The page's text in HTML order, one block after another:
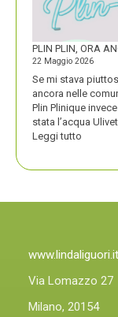
PLIN PLIN, ORA
22 Maggio 2026
Se mi stava
ancora nelle
Plin Plinique
stata l’acqua
Leggi tutto
www.lindaliguori.it
Via Lomazzo 27
Milano, 20154